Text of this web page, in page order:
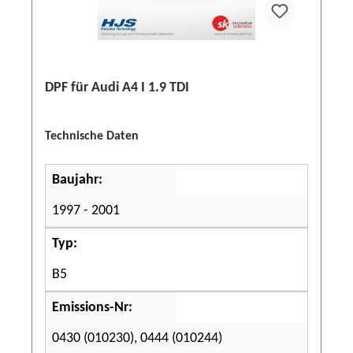
DPF für Audi A4 I 1.9 TDI
Technische Daten
Baujahr:
1997 - 2001
Typ:
B5
Emissions-Nr:
0430 (010230), 0444 (010244)